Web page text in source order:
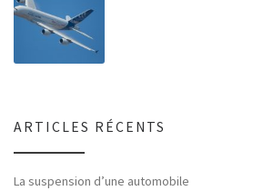
ARTICLES RÉCENTS
La suspension d’une automobile